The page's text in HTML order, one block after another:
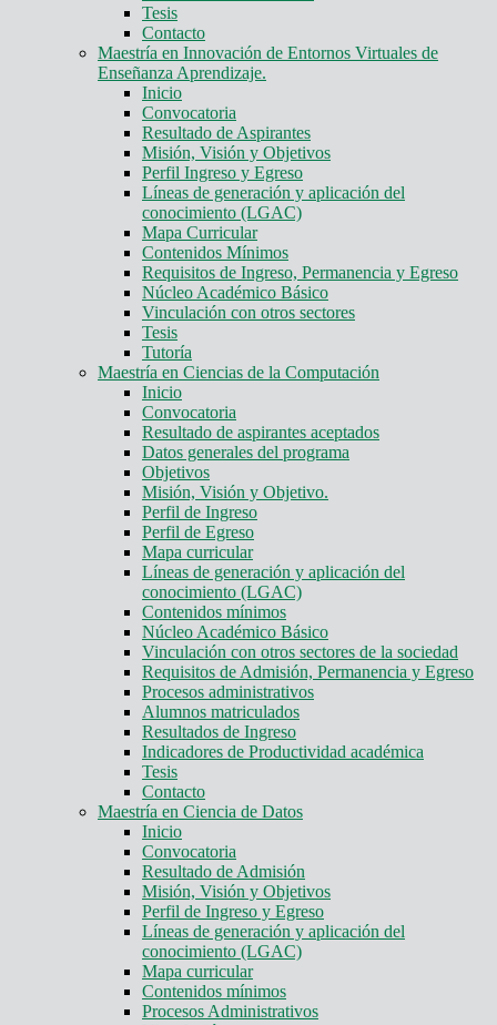
Tesis
Contacto
Maestría en Innovación de Entornos Virtuales de
Enseñanza Aprendizaje.
Inicio
Convocatoria
Resultado de Aspirantes
Misión, Visión y Objetivos
Perfil Ingreso y Egreso
Líneas de generación y aplicación del
conocimiento (LGAC)
Mapa Curricular
Contenidos Mínimos
Requisitos de Ingreso, Permanencia y Egreso
Núcleo Académico Básico
Vinculación con otros sectores
Tesis
Tutoría
Maestría en Ciencias de la Computación
Inicio
Convocatoria
Resultado de aspirantes aceptados
Datos generales del programa
Objetivos
Misión, Visión y Objetivo.
Perfil de Ingreso
Perfil de Egreso
Mapa curricular
Líneas de generación y aplicación del
conocimiento (LGAC)
Contenidos mínimos
Núcleo Académico Básico
Vinculación con otros sectores de la sociedad
Requisitos de Admisión, Permanencia y Egreso
Procesos administrativos
Alumnos matriculados
Resultados de Ingreso
Indicadores de Productividad académica
Tesis
Contacto
Maestría en Ciencia de Datos
Inicio
Convocatoria
Resultado de Admisión
Misión, Visión y Objetivos
Perfil de Ingreso y Egreso
Líneas de generación y aplicación del
conocimiento (LGAC)
Mapa curricular
Contenidos mínimos
Procesos Administrativos